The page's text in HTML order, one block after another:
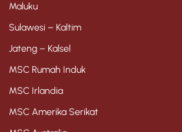
Maluku
Sulawesi – Kaltim
Jateng – Kalsel
MSC Rumah Induk
MSC Irlandia
MSC Amerika Serikat